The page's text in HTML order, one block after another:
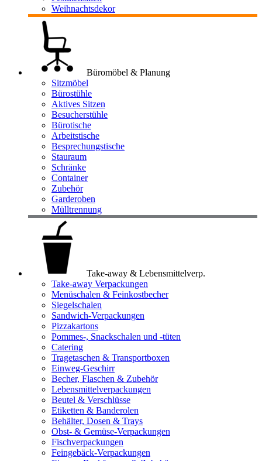
Weihnachtsdekor
Büromöbel & Planung
Sitzmöbel
Bürostühle
Aktives Sitzen
Besucherstühle
Bürotische
Arbeitstische
Besprechungstische
Stauraum
Schränke
Container
Zubehör
Garderoben
Mülltrennung
Take-away & Lebensmittelverp.
Take-away Verpackungen
Menüschalen & Feinkostbecher
Siegelschalen
Sandwich-Verpackungen
Pizzakartons
Pommes-, Snackschalen und -tüten
Catering
Tragetaschen & Transportboxen
Einweg-Geschirr
Becher, Flaschen & Zubehör
Lebensmittelverpackungen
Beutel & Verschlüsse
Etiketten & Banderolen
Behälter, Dosen & Trays
Obst- & Gemüse-Verpackungen
Fischverpackungen
Feingebäck-Verpackungen